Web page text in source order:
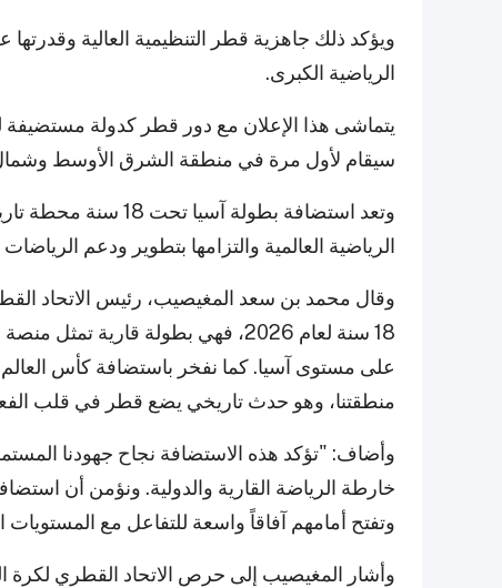
ويؤكد ذلك جاهزية قطر التنظيمية العالية
الرياضية الكبرى.
سيقام لأول مرة في منطقة الشرق الأوسط وشمال أفريقيا، من 28 أغسطس
وتعد استضافة بطولة
الرياضية العالمية والتزامها بتطوير ودعم
وقال محمد بن سعد المغيصيب، رئيس الاتحاد
18 سنة لعام 2026، فهي بطولة
منطقتنا، وهو حدث تاريخي يضع قطر في قلب
وأضاف: "تؤكد هذه الاستضافة نجاح جهودنا
خارطة الرياضة القارية والدولية. ونؤمن أن
وتفتح أمامهم آفاقاً واسعة للتفاعل مع المستويات
وأشار المغيصيب إلى حرص الاتحاد القطري لكرة